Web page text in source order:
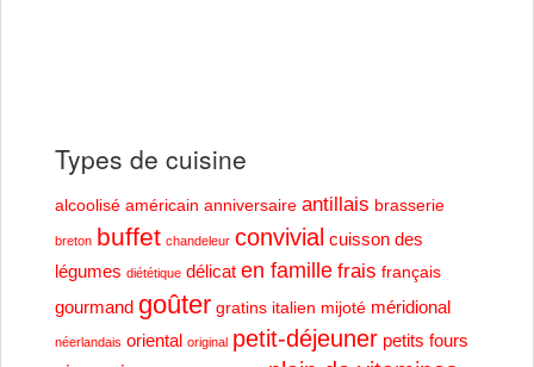
Types de cuisine
alcoolisé américain anniversaire antillais brasserie
breton buffet chandeleur convivial cuisson des
légumes diététique délicat en famille frais français
gourmand goûter gratins italien mijoté méridional
néerlandais oriental original petit-déjeuner petits fours